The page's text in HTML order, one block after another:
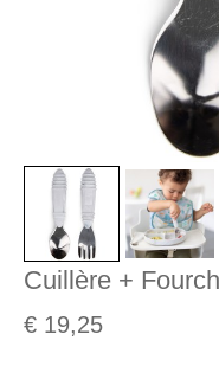
Cuillère +
€ 19,25